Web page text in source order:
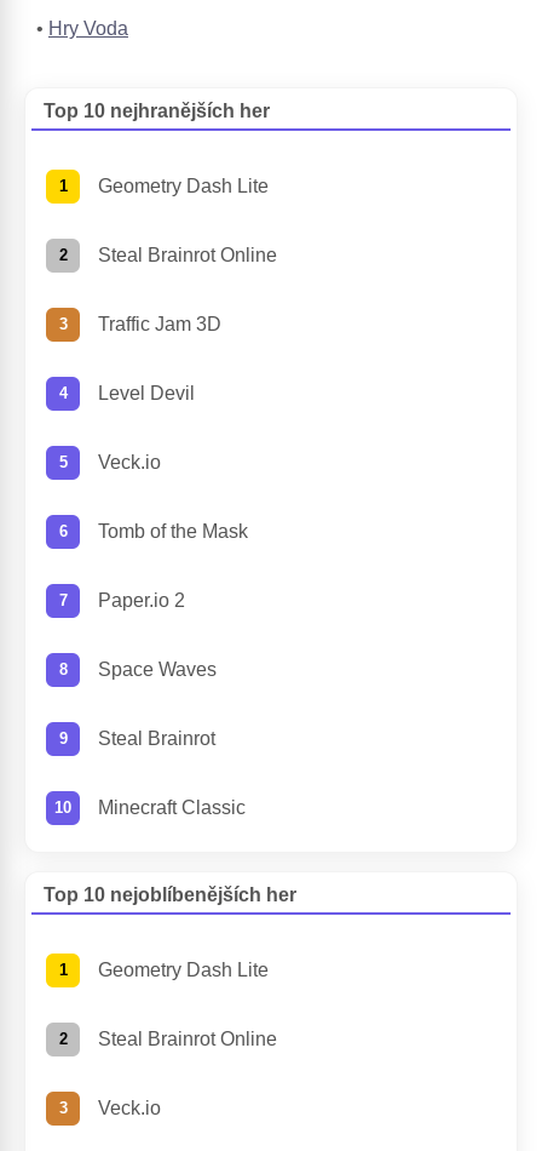
Hry Voda
Top 10 nejhranějších her
Geometry Dash Lite
Steal Brainrot Online
Traffic Jam 3D
Level Devil
Veck.io
Tomb of the Mask
Paper.io 2
Space Waves
Steal Brainrot
Minecraft Classic
Top 10 nejoblíbenějších her
Geometry Dash Lite
Steal Brainrot Online
Veck.io